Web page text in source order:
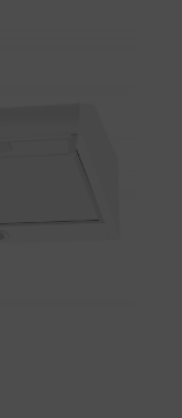
поверхні